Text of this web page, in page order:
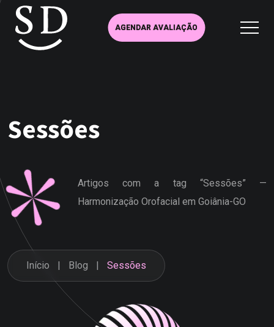
AGENDAR AVALIAÇÃO
Sessões
Artigos com a tag “Sessões” —
Harmonização Orofacial em Goiânia-GO
Início Blog Sessões